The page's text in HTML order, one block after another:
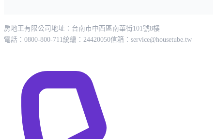
房地王有限公司 地址：台南市中西區南華街101號8樓
電話：0800-800-711統編：24420050信箱： service@housetube.tw